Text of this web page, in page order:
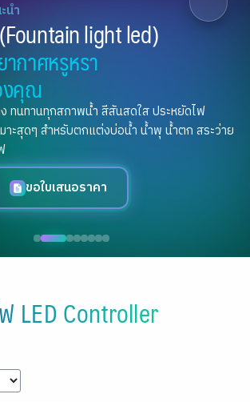
นำ
light led)
ากาศหรูหรา
งคุณ
ทนทานทุกสภาพน้ำ สีสันสดใส ประหยัดไฟ
าะสุดๆ สำหรับตกแต่งบ่อน้ำ น้ำพุ น้ำตก สระว่าย
ขอใบเสนอราคา
LED Controller